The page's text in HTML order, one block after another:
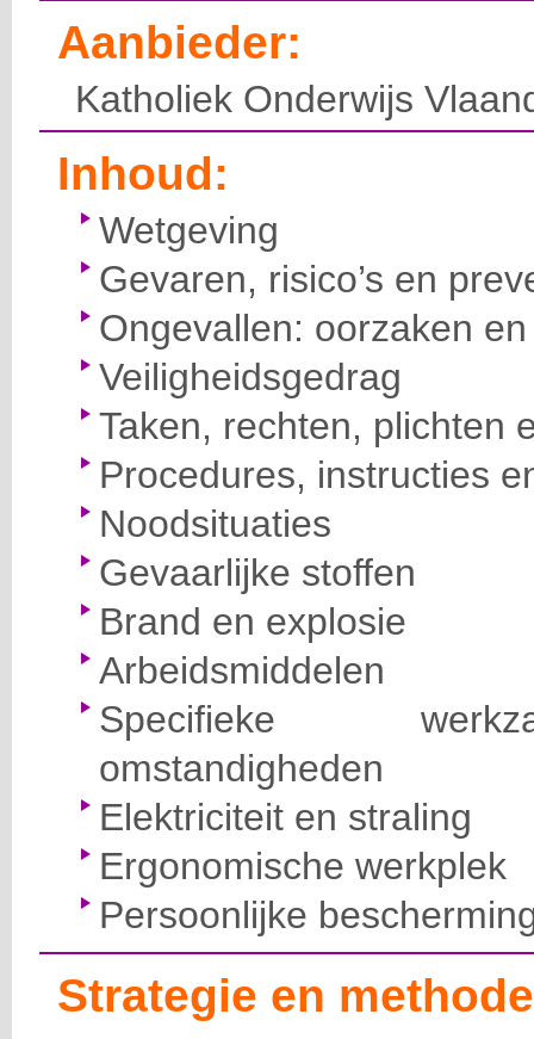
Aanbieder:
Katholiek Onderwijs
Inhoud:
Wetgeving
Gevaren, risico’s en
Ongevallen: oorzaken
Veiligheidsgedrag
Taken, rechten, plichten
Procedures, instructies
Noodsituaties
Gevaarlijke stoffen
Brand en explosie
Arbeidsmiddelen
Specifieke
omstandigheden
Elektriciteit en straling
Ergonomische werkplek
Persoonlijke
Strategie en